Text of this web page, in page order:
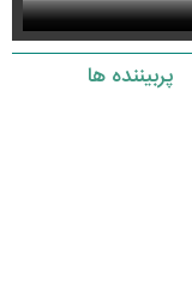
پربیننده ها